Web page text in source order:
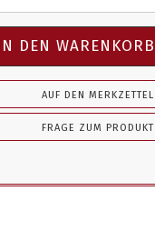
AUF DEN MERKZETTEL
FRAGE ZUM PRODUKT